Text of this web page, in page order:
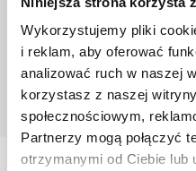
Wykorzystujemy pliki
i reklam, aby oferować
analizować ruch w naszej
korzystasz z naszej
społecznościowym,
Partnerzy mogą połączyć
otrzymanymi od Ciebie lub
nami
Jedna
może
nowego